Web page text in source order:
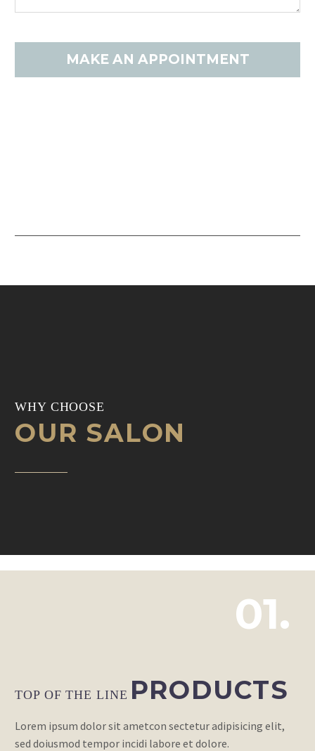
WHY CHOOSE
OUR SALON
01.
TOP OF THE LINE PRODUCTS
Lorem ipsum dolor sit ametcon sectetur adipisicing elit,
sed doiusmod tempor incidi labore et dolore.